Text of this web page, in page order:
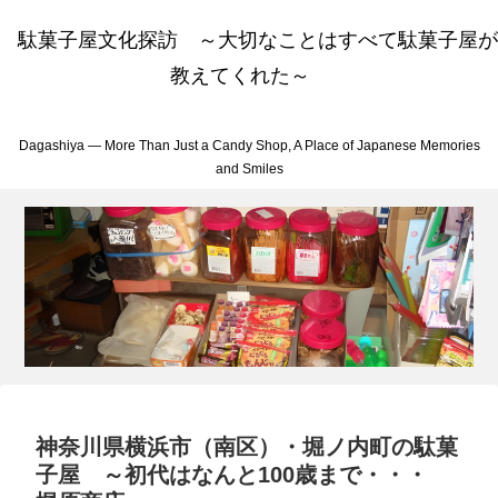
駄菓子屋文化探訪 ～大切なことはすべて駄菓子屋が
教えてくれた～
Dagashiya — More Than Just a Candy Shop, A Place of Japanese Memories
and Smiles
神奈川県横浜市（南区）・堀ノ内町の駄菓
子屋 ～初代はなんと100歳まで・・・